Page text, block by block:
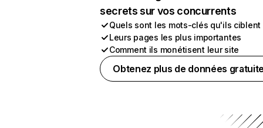
secrets sur vos concurrents
Quels sont les mots-clés qu'ils ciblent
Leurs pages les plus importantes
Comment ils monétisent leur site
Obtenez plus de données